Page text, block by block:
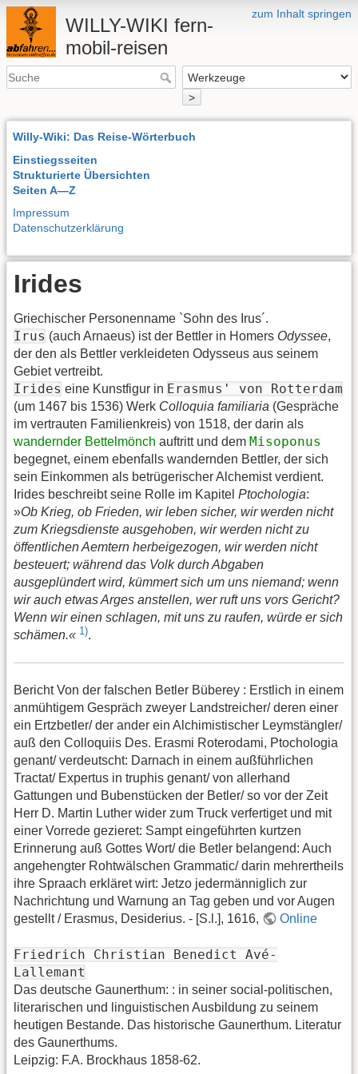
zum Inhalt springen
WILLY-WIKI fern-
mobil-reisen
>
Willy-Wiki: Das Reise-Wörterbuch
Einstiegsseiten
Strukturierte Übersichten
Seiten A—Z
Impressum
Datenschutzerklärung
Irides
Griechischer Personenname `Sohn des Irus´.
Irus (auch Arnaeus) ist der Bettler in Homers Odyssee,
der den als Bettler verkleideten Odysseus aus seinem
Gebiet vertreibt.
Irides eine Kunstfigur in Erasmus' von Rotterdam
(um 1467 bis 1536) Werk Colloquia familiaria (Gespräche
im vertrauten Familienkreis) von 1518, der darin als
wandernder Bettelmönch auftritt und dem Misoponus
begegnet, einem ebenfalls wandernden Bettler, der sich
sein Einkommen als betrügerischer Alchemist verdient.
Irides beschreibt seine Rolle im Kapitel Ptochologia:
»Ob Krieg, ob Frieden, wir leben sicher, wir werden nicht
zum Kriegsdienste ausgehoben, wir werden nicht zu
öffentlichen Aemtern herbeigezogen, wir werden nicht
besteuert; während das Volk durch Abgaben
ausgeplündert wird, kümmert sich um uns niemand; wenn
wir auch etwas Arges anstellen, wer ruft uns vors Gericht?
Wenn wir einen schlagen, mit uns zu raufen, würde er sich
schämen.« 1).
Bericht Von der falschen Betler Büberey : Erstlich in einem
anmühtigem Gespräch zweyer Landstreicher/ deren einer
ein Ertzbetler/ der ander ein Alchimistischer Leymstängler/
auß den Colloquiis Des. Erasmi Roterodami, Ptochologia
genant/ verdeutscht: Darnach in einem außführlichen
Tractat/ Expertus in truphis genant/ von allerhand
Gattungen und Bubenstücken der Betler/ so vor der Zeit
Herr D. Martin Luther wider zum Truck verfertiget und mit
einer Vorrede gezieret: Sampt eingeführten kurtzen
Erinnerung auß Gottes Wort/ die Betler belangend: Auch
angehengter Rohtwälschen Grammatic/ darin mehrertheils
ihre Spraach erkläret wirt: Jetzo jedermänniglich zur
Nachrichtung und Warnung an Tag geben und vor Augen
gestellt / Erasmus, Desiderius. - [S.l.], 1616,
Online
Friedrich Christian Benedict Avé-
Lallemant
Das deutsche Gaunerthum: : in seiner social-politischen,
literarischen und linguistischen Ausbildung zu seinem
heutigen Bestande. Das historische Gaunerthum. Literatur
des Gaunerthums.
Leipzig: F.A. Brockhaus 1858-62.